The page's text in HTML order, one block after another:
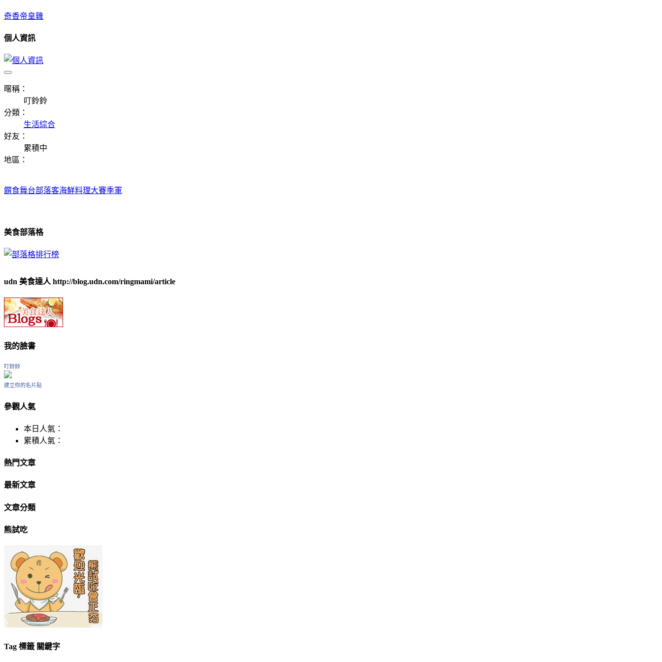
奇香帝皇雞
個人資訊
暱稱：
叮鈴鈴
分類：
生活綜合
好友：
累積中
地區：
饌食舞台部落客海鮮料理大賽季軍
美食部落格
udn 美食達人 http://blog.udn.com/ringmami/article
我的臉書
叮鈴鈴
建立你的名片貼
參觀人氣
本日人氣：
累積人氣：
熱門文章
最新文章
文章分類
熊試吃
Tag 標籤 關鍵字